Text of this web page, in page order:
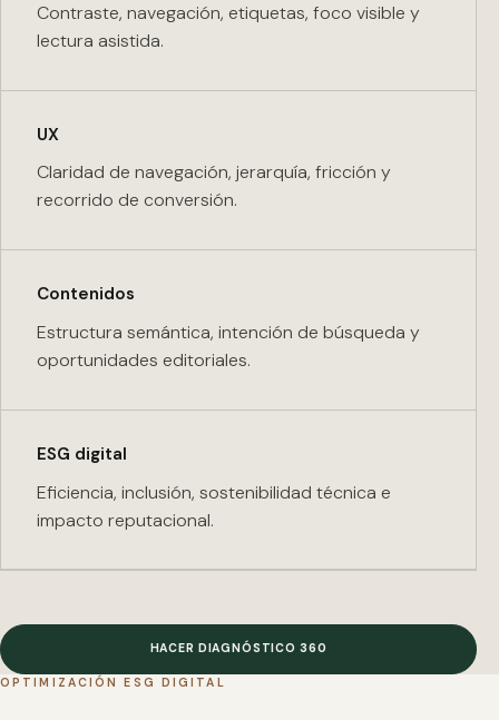
Contraste, navegación, etiquetas, foco visible y
lectura asistida.
UX
Claridad de navegación, jerarquía, fricción y
recorrido de conversión.
Contenidos
Estructura semántica, intención de búsqueda y
oportunidades editoriales.
ESG digital
Eficiencia, inclusión, sostenibilidad técnica e
impacto reputacional.
HACER DIAGNÓSTICO 360
OPTIMIZACIÓN ESG DIGITAL